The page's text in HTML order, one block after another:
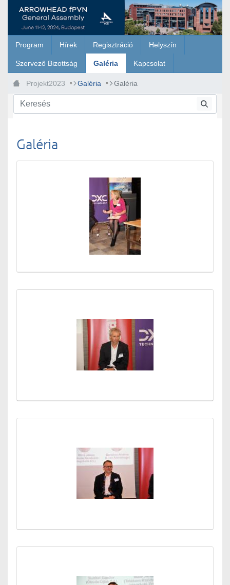
Ugrás a fő tartalomhoz
Program Hírek Regisztráció Helyszín
Szervező Bizottság Galéria Kapcsolat
Projekt2023 Galéria Galéria
Galéria